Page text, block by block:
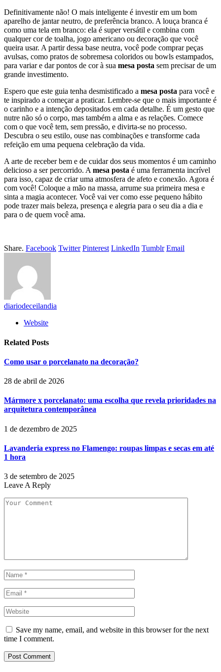
Definitivamente não! O mais inteligente é investir em um bom
aparelho de jantar neutro, de preferência branco. A louça branca é
como uma tela em branco: ela é super versátil e combina com
qualquer cor de toalha, jogo americano ou decoração que você
queira usar. A partir dessa base neutra, você pode comprar peças
avulsas, como pratos de sobremesa coloridos ou bowls estampados,
para variar e dar pontos de cor à sua mesa posta sem precisar de um
grande investimento.
Espero que este guia tenha desmistificado a mesa posta para você e
te inspirado a começar a praticar. Lembre-se que o mais importante é
o carinho e a intenção depositados em cada detalhe. É um gesto que
nutre não só o corpo, mas também a alma e as relações. Comece
com o que você tem, sem pressão, e divirta-se no processo.
Descubra o seu estilo, ouse nas combinações e transforme cada
refeição em uma pequena celebração da vida.
A arte de receber bem e de cuidar dos seus momentos é um caminho
delicioso a ser percorrido. Amesa posta é uma ferramenta incrível
para isso, capaz de criar uma atmosfera de afeto e conexão. Agora é
com você! Coloque a mão na massa, arrume sua primeira mesa e
sinta a magia acontecer. Você vai ver como esse pequeno hábito
pode trazer mais beleza, presença e alegria para o seu dia a dia e
para o de quem você ama.
Share. Facebook Twitter Pinterest LinkedIn Tumblr Email
diariodeceilandia
Website
Related Posts
Como usar o porcelanato na decoração?
28 de abril de 2026
Mármore x porcelanato: uma escolha que revela prioridades na
arquitetura contemporânea
1 de dezembro de 2025
Lavanderia express no Flamengo: roupas limpas e secas em até
1 hora
3 de setembro de 2025
Leave A Reply
Save my name, email, and website in this browser for the next
time I comment.